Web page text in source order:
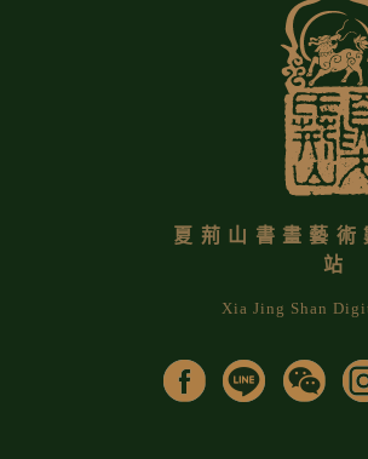
夏荊山書畫藝術
站
Xia Jing Shan